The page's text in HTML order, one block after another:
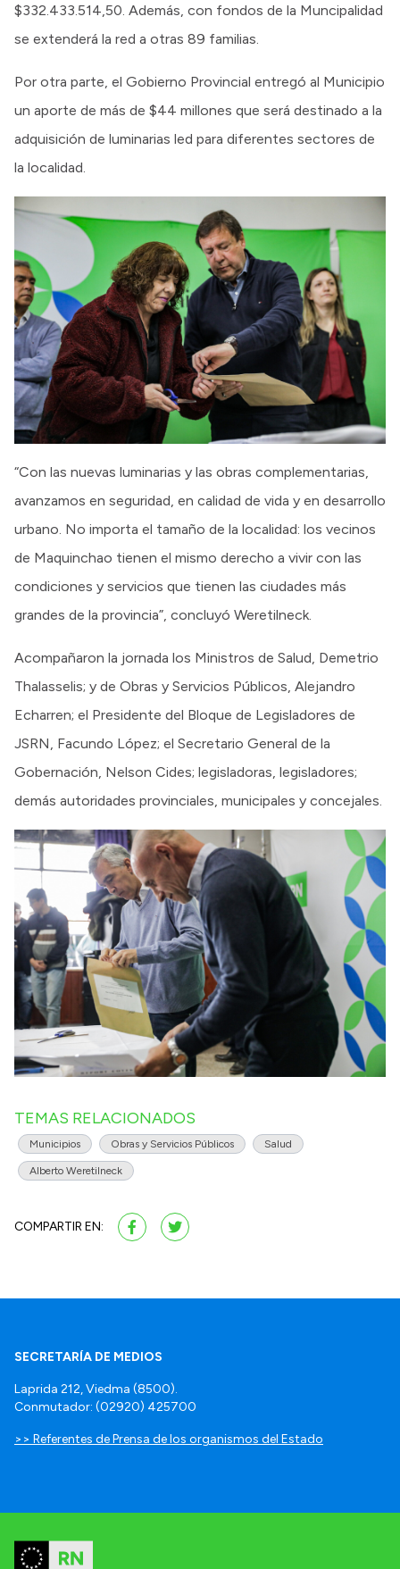
$332.433.514,50. Además, con fondos de la Muncipalidad
se extenderá la red a otras 89 familias.
Por otra parte, el Gobierno Provincial entregó al Municipio
un aporte de más de $44 millones que será destinado a la
adquisición de luminarias led para diferentes sectores de
la localidad.
“Con las nuevas luminarias y las obras complementarias,
avanzamos en seguridad, en calidad de vida y en desarrollo
urbano. No importa el tamaño de la localidad: los vecinos
de Maquinchao tienen el mismo derecho a vivir con las
condiciones y servicios que tienen las ciudades más
grandes de la provincia”, concluyó Weretilneck.
Acompañaron la jornada los Ministros de Salud, Demetrio
Thalasselis; y de Obras y Servicios Públicos, Alejandro
Echarren; el Presidente del Bloque de Legisladores de
JSRN, Facundo López; el Secretario General de la
Gobernación, Nelson Cides; legisladoras, legisladores;
demás autoridades provinciales, municipales y concejales.
TEMAS RELACIONADOS
Municipios Obras y Servicios Públicos Salud
Alberto Weretilneck
COMPARTIR EN:
SECRETARÍA DE MEDIOS
Laprida 212, Viedma (8500).
Conmutador: (02920) 425700
>> Referentes de Prensa de los organismos del Estado